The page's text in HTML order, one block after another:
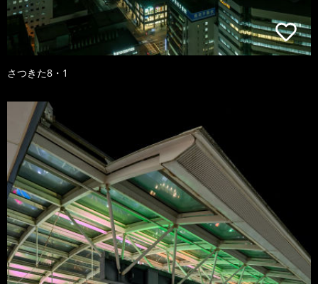
さつきた8・1